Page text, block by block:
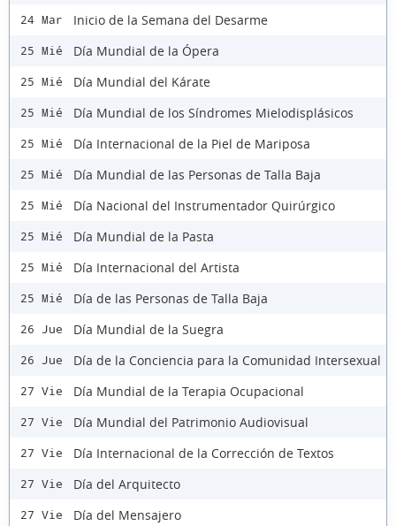
24 Mar Inicio de la Semana del Desarme
25 Mié Día Mundial de la Ópera
25 Mié Día Mundial del Kárate
25 Mié Día Mundial de los Síndromes Mielodisplásicos
25 Mié Día Internacional de la Piel de Mariposa
25 Mié Día Mundial de las Personas de Talla Baja
25 Mié Día Nacional del Instrumentador Quirúrgico
25 Mié Día Mundial de la Pasta
25 Mié Día Internacional del Artista
25 Mié Día de las Personas de Talla Baja
26 Jue Día Mundial de la Suegra
26 Jue Día de la Conciencia para la Comunidad Intersexual
27 Vie Día Mundial de la Terapia Ocupacional
27 Vie Día Mundial del Patrimonio Audiovisual
27 Vie Día Internacional de la Corrección de Textos
27 Vie Día del Arquitecto
27 Vie Día del Mensajero